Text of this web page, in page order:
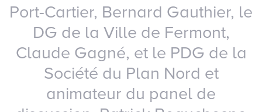
Port-Cartier, Bernard Gauthier, le
DG de la Ville de Fermont,
Claude Gagné, et le PDG de la
Société du Plan Nord et
animateur du panel de